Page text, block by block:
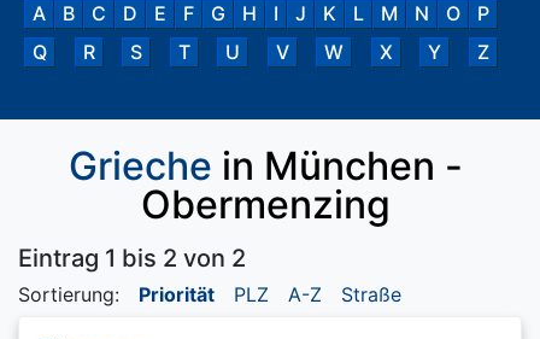
A B C D E F G H I J K L M N O
P
Q
R S T U V W X Y Z
Grieche in München -
Obermenzing
Eintrag 1 bis 2 von 2
Sortierung: Priorität PLZ A-Z Straße